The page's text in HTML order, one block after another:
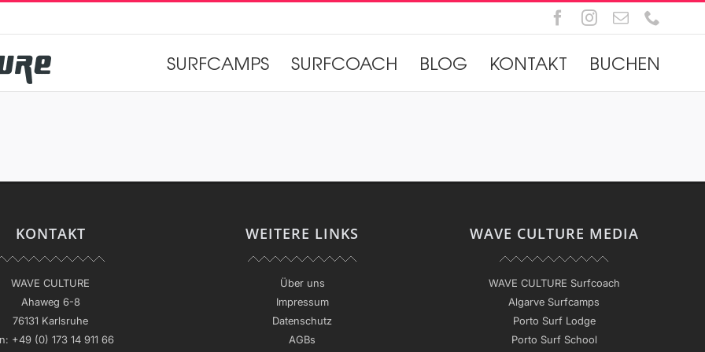
Facebook
Instagram
E-
Mail
SURFCAMPS SURFCOACH BLOG KONTAKT BUCHEN
KONTAKT
WAVE CULTURE
Ahaweg 6-8
76131 Karlsruhe
+49 (0) 173 14 911 66
WEITERE LINKS
Über uns
Impressum
Datenschutz
AGBs
WAVE CULTURE MEDIA
WAVE CULTURE Surfcoach
Algarve Surfcamps
Porto Surf Lodge
Porto Surf School